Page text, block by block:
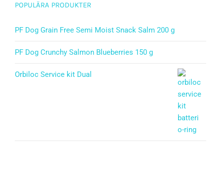
POPULÄRA PRODUKTER
PF Dog Grain Free Semi Moist Snack Salm 200 g
PF Dog Crunchy Salmon Blueberries 150 g
Orbiloc Service kit Dual